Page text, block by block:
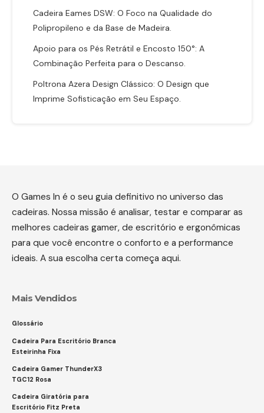
Cadeira Eames DSW: O Foco na Qualidade do
Polipropileno e da Base de Madeira.
Apoio para os Pés Retrátil e Encosto 150°: A
Combinação Perfeita para o Descanso.
Poltrona Azera Design Clássico: O Design que
Imprime Sofisticação em Seu Espaço.
O Games In é o seu guia definitivo no universo das
cadeiras. Nossa missão é analisar, testar e comparar as
melhores cadeiras gamer, de escritório e ergonômicas
para que você encontre o conforto e a performance
ideais. A sua escolha certa começa aqui.
Mais Vendidos
Glossário
Cadeira Para Escritório Branca
Esteirinha Fixa
Cadeira Gamer ThunderX3
TGC12 Rosa
Cadeira Giratória para
Escritório Fitz Preta